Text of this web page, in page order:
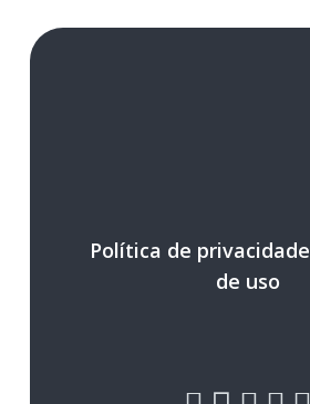
Política de privacidade
de uso